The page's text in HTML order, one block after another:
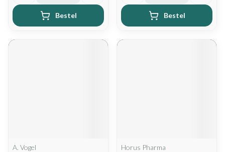
Bestel Bestel
A. Vogel
Horus Pharma